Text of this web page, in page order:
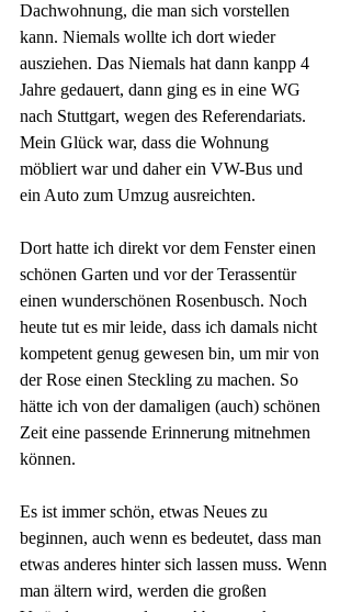
Dachwohnung, die man sich vorstellen
kann. Niemals wollte ich dort wieder
ausziehen. Das Niemals hat dann kanpp 4
Jahre gedauert, dann ging es in eine WG
nach Stuttgart, wegen des Referendariats.
Mein Glück war, dass die Wohnung
möbliert war und daher ein VW-Bus und
ein Auto zum Umzug ausreichten.
Dort hatte ich direkt vor dem Fenster einen
schönen Garten und vor der Terassentür
einen wunderschönen Rosenbusch. Noch
heute tut es mir leide, dass ich damals nicht
kompetent genug gewesen bin, um mir von
der Rose einen Steckling zu machen. So
hätte ich von der damaligen (auch) schönen
Zeit eine passende Erinnerung mitnehmen
können.
Es ist immer schön, etwas Neues zu
beginnen, auch wenn es bedeutet, dass man
etwas anderes hinter sich lassen muss. Wenn
man ältern wird, werden die großen